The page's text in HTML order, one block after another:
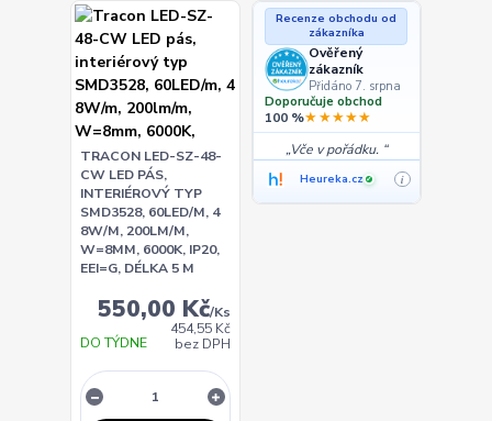
TRACON LED-SZ-48-
CW LED PÁS,
INTERIÉROVÝ TYP
SMD3528, 60LED/M, 4
8W/M, 200LM/M,
W=8MM, 6000K, IP20,
EEI=G, DÉLKA 5 M
550,00 Kč/Ks
454,55 Kč
bez DPH
DO TÝDNE
Recenze obchodu od
zákazníka
Ověřený
zákazník
Přidáno 7. srpna
Doporučuje obchod
100 %★★★★★
Vče v pořádku.
Heureka.cz ✓ i